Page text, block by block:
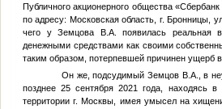
Публичного акционерного общества
по адресу: Московская область, г. Бронницы,
чего уЗемцова В.А.
появилась реальная
денежными средствами как своими
таким образом, потерпевшей причинен ущерб
Он же, подсудимый Земцов В.А.
, в
позднее 25 сентября 2021 года, находясь
территории г. Москвы, имея умысел на